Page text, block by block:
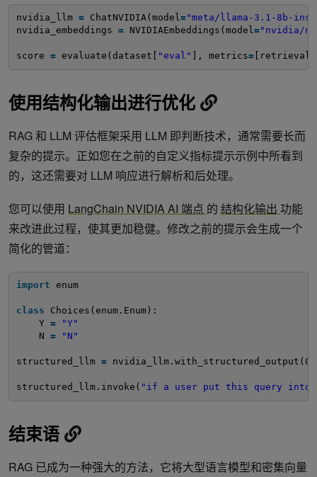
nvidia_llm = ChatNVIDIA(model="meta/llama-3.1-8b-
nvidia_embeddings = NVIDIAEmbeddings(model="nvidia/nv-
score = evaluate(dataset[ "eval" ], metrics=
使用结构化输出进行优化
RAG 和 LLM 评估框架采用 LLM 即判断技术，通常需要长而
复杂的提示。正如您在之前的自定义指标提示示例中所看到
的，这还需要对 LLM 响应进行解析和后处理。
您可以使用 LangChain NVIDIA AI 端点 的 结构化输出 功能
来改进此过程，使其更加稳健。修改之前的提示会生成一个
简化的管道：
import enum
class
Choices(enum.Enum):
Y =
"Y"
N = "N"
structured_llm =
structured_llm.invoke( "if a user put this query into a
结束语
RAG 已成为一种强大的方法，它将大型语言模型和密集向量